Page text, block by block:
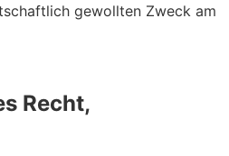
gewollten Zweck am
Recht,